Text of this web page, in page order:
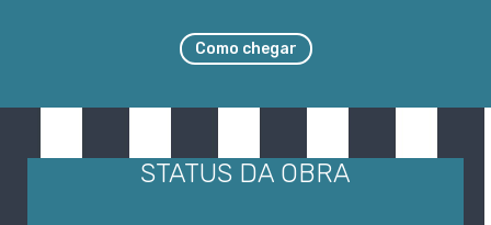
Como chegar
STATUS DA OBRA